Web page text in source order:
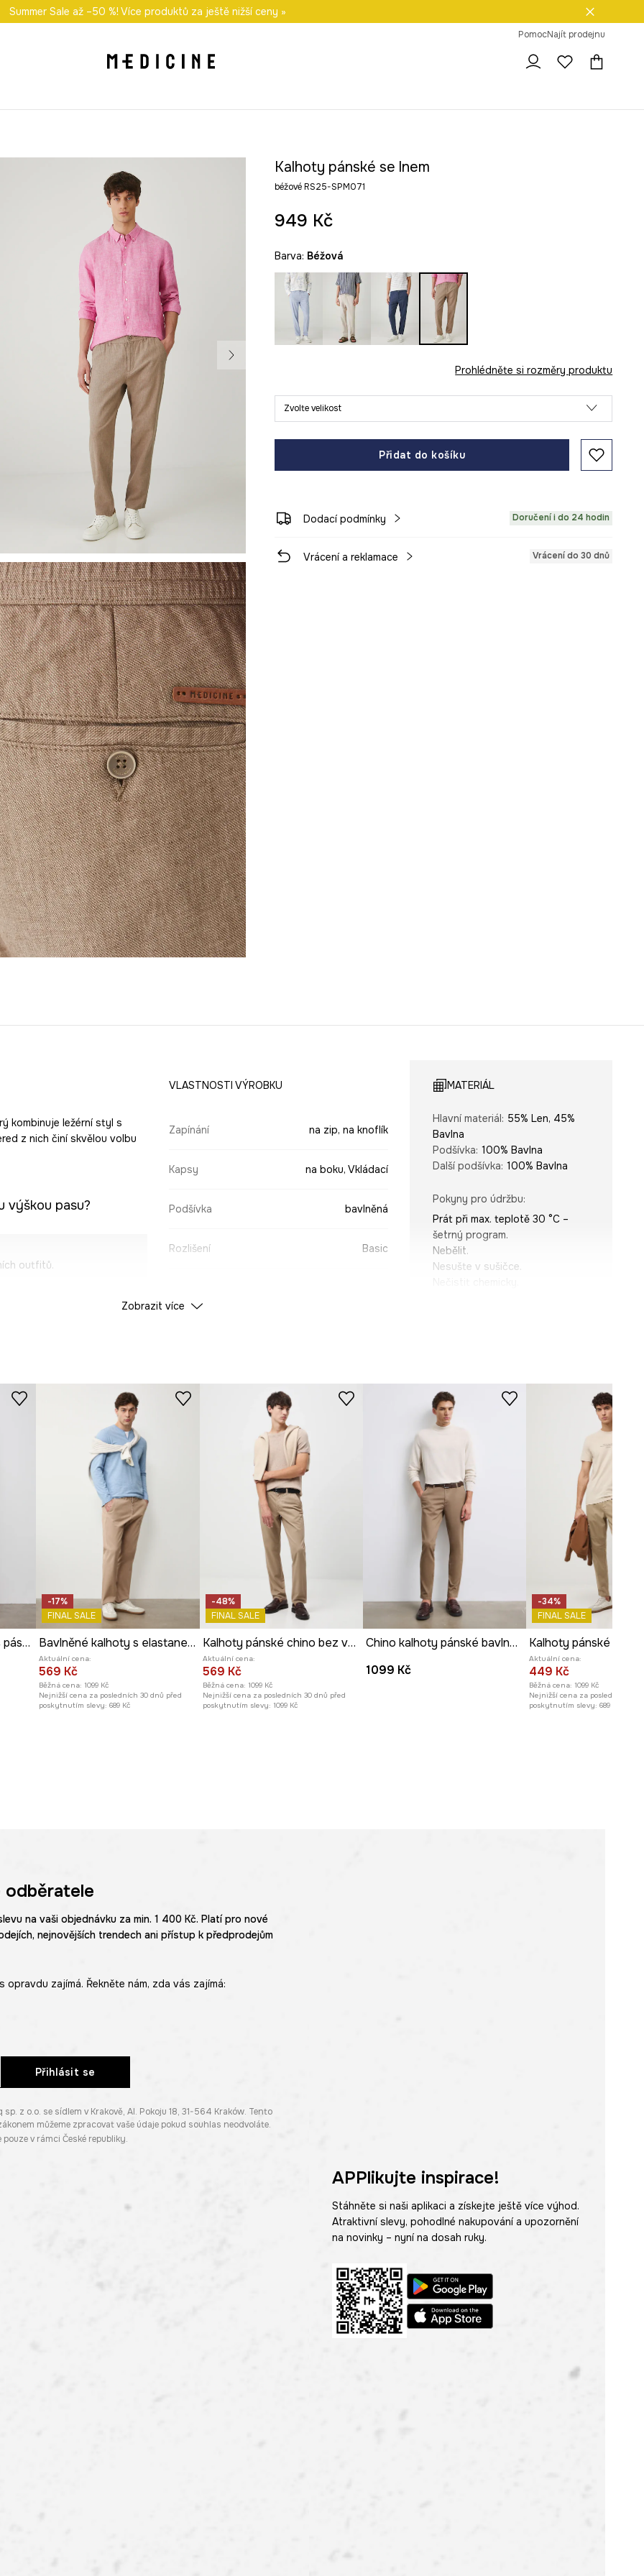
nákupu nad 1 200 Kč Odeslání i do 24 hodin
Summer Sale až –50 %! Více produktů za ještě nižší ceny »
PomocNajít prodejnu
Kalhoty pánské se lnem
béžové RS25-SPM071
949 Kč
Barva: béžová
Prohlédněte si rozměry produktu
Zvolte velikost
Přidat do košíku
Dodací podmínky Doručení i do 24 hodin
Vrácení a reklamace Vrácení do 30 dnů
kombinuje ležérní styl s
z nich činí skvělou volbu
výškou pasu?
outfitů.
na teplé dny.
k pokožce.
a opticky
drobnosti.
kalhoty.
ležérní charakter.
VLASTNOSTI VÝROBKU
Zapínání na zip, na knoflík
Kapsy na boku, Vkládací
Podšívka bavlněná
Rozlišení Basic
ÚDAJE O VÝROBKU
ID produktu RS25-SPM071-80M
MATERIÁL
Hlavní materiál: 55% Len, 45%
Bavlna
Podšívka: 100% Bavlna
Další podšívka: 100% Bavlna
Pokyny pro údržbu:
Prát při max. teplotě 30 °C –
šetrný program.
Nebělit.
Nesušte v sušičce.
Pas (výška)
pravidelný
Typ nohavic
rovné
Střih
ROZMĚRY
Délka vnitřní nohy
Šířka nohy dole
Míry uvedené pro velikost
M.
Šířka v pase
Výška pasu
Šířka v bocích
Model na fotografii je vysoký
191 cm a má na sebe velikost L
Prohlédněte si rozměry
produktu
Zobrazit více
Lněné kalhoty pánské s páskem, melanž béžová barva
-17%
FINAL SALE
Bavlněné kalhoty s elastanem, beze vzoru
Aktuální cena:
569 Kč
Běžná cena: 1099 Kč
Nejnižší cena za posledních 30 dnů před
poskytnutím slevy: 689 Kč
-48%
FINAL SALE
Kalhoty pánské chino bez vzoru
Aktuální cena:
569 Kč
Běžná cena: 1099 Kč
Nejnižší cena za posledních 30 dnů před
poskytnutím slevy: 1099 Kč
Chino kalhoty pánské bavlněné s elastanem
1099 Kč
-34%
FINAL SALE
Aktuální cena:
449 Kč
Běžná cena: 1099 Kč
Nejnižší cena za posledních 30
poskytnutím slevy: 689 Kč
odběratele
na vaši objednávku za min. 1 400 Kč. Platí pro nové
nejnovějších trendech ani přístup k předprodejům
zajímá. Řekněte nám, zda vás zajímá:
Přihlásit se
z o.o. se sídlem v Krakově, Al. Pokoju 18, 31-564 Kraków. Tento
můžeme zpracovat vaše údaje pokud souhlas neodvoláte.
pouze v rámci České republiky.
APPlikujte inspirace!
Stáhněte si naši aplikaci a získejte ještě více výhod.
Atraktivní slevy, pohodlné nakupování a upozornění
na novinky – nyní na dosah ruky.